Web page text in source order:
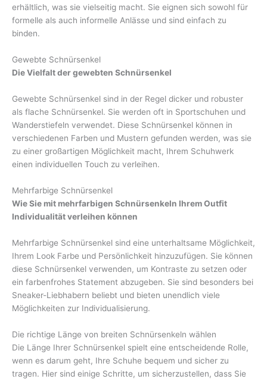
erhältlich, was sie vielseitig macht. Sie eignen sich sowohl für
formelle als auch informelle Anlässe und sind einfach zu
binden.
Gewebte Schnürsenkel
Die Vielfalt der gewebten Schnürsenkel
Gewebte Schnürsenkel sind in der Regel dicker und robuster
als flache Schnürsenkel. Sie werden oft in Sportschuhen und
Wanderstiefeln verwendet. Diese Schnürsenkel können in
verschiedenen Farben und Mustern gefunden werden, was sie
zu einer großartigen Möglichkeit macht, Ihrem Schuhwerk
einen individuellen Touch zu verleihen.
Mehrfarbige Schnürsenkel
Wie Sie mit mehrfarbigen Schnürsenkeln Ihrem Outfit
Individualität verleihen können
Mehrfarbige Schnürsenkel sind eine unterhaltsame Möglichkeit,
Ihrem Look Farbe und Persönlichkeit hinzuzufügen. Sie können
diese Schnürsenkel verwenden, um Kontraste zu setzen oder
ein farbenfrohes Statement abzugeben. Sie sind besonders bei
Sneaker-Liebhabern beliebt und bieten unendlich viele
Möglichkeiten zur Individualisierung.
Die richtige Länge von breiten Schnürsenkeln wählen
Die Länge Ihrer Schnürsenkel spielt eine entscheidende Rolle,
wenn es darum geht, Ihre Schuhe bequem und sicher zu
tragen. Hier sind einige Schritte, um sicherzustellen, dass Sie